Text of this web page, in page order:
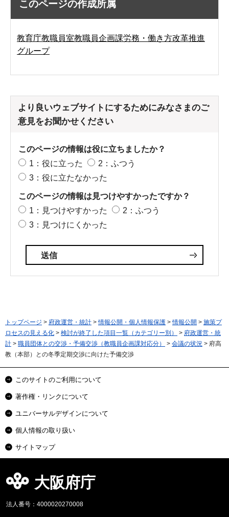
このページの作成所属
教育庁教職員室教職員企画課労務・働き方改革推進
グループ
より良いウェブサイトにするためにみなさまのご
意見をお聞かせください
このページの情報は役に立ちましたか？
1：役に立った
2：ふつう
3：役に立たなかった
このページの情報は見つけやすかったですか？
1：見つけやすかった
2：ふつう
3：見つけにくかった
トップページ > 府政運営・統計 >情報公開・個人情報保護 >情報公開 > 施策プ
ロセスの見える化 > 検討が終了した項目一覧（カテゴリー別） > 府政運営・統
計 > 職員団体との交渉・予備交渉（教職員企画課対応分） > 会議の状況 > 府高
教（本部）との冬季定期交渉に向けた予備交渉
このサイトのご利用について
著作権・リンクについて
ユニバーサルデザインについて
個人情報の取り扱い
サイトマップ
大阪府庁
法人番号：4000020270008